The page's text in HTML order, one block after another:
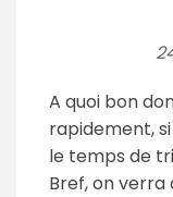
A quoi bon
rapidement,
le temps de
Bref, on verra